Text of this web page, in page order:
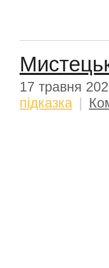
17 травня
підказка